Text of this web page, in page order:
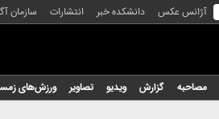
آژانس عکس دانشکده خبر انتشارات سازمان
مصاحبه گزارش ویدیو تصاویر ورزش‌های